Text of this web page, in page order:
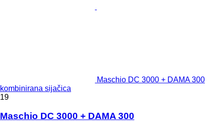
Maschio DC 3000 + DAMA 300
kombinirana sijačica
19
Maschio DC 3000 + DAMA 300